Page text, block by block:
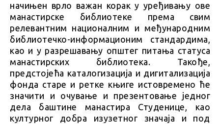
начињен врло важан корак у уређивању ове
манастирске библиотеке према свим
релевантним националним и међународним
библиотечко-информационим стандардима,
као и у разрешавању општег питања статуса
манастирских библиотека. Такође,
предстојећа каталогизација и дигитализација
фонда старе и ретке књиге истовремено ће
значити и очување и презентовање једног
дела баштине манастира Студенице, као
културног добра изузетног значаја и под